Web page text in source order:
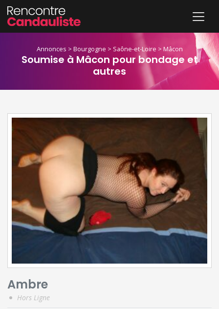
Annonces > Bourgogne > Saône-et-Loire > Mâcon
Soumise à Mâcon pour bondage et
autres
Ambre
Hors Ligne